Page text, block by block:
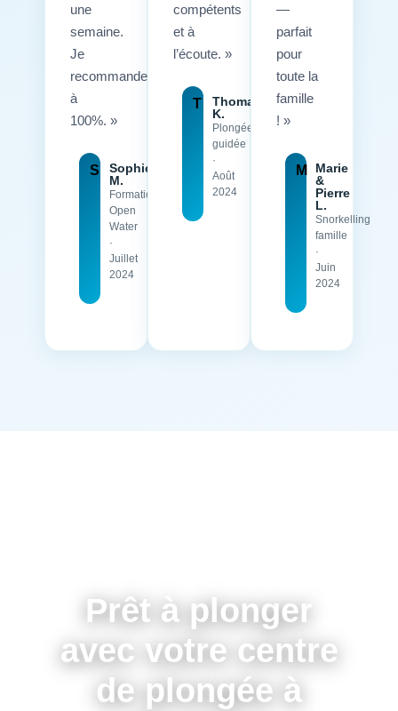
une
semaine.
Je
recommande
à
100%. »
S
Sophie
M.
Formation
Open
Water
·
Juillet
2024
compétents
et à
l’écoute. »
T
Thomas
K.
Plongée
guidée
·
Août
2024
—
parfait
pour
toute la
famille
! »
M
Marie
&
Pierre
L.
Snorkelling
famille
·
Juin
2024
Prêt à plonger
avec votre centre
de plongée à